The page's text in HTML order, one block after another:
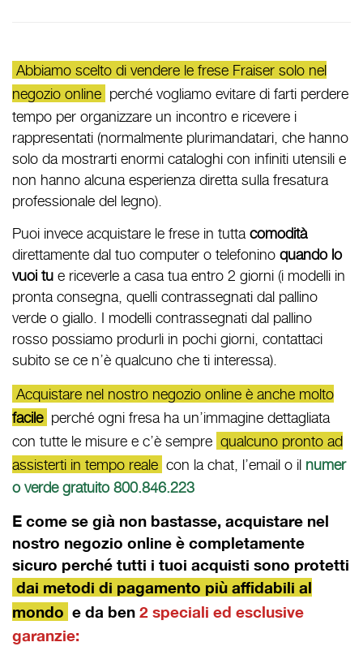
Abbiamo scelto di vendere le frese Fraiser solo nel
negozio online perché vogliamo evitare di farti perdere
tempo per organizzare un incontro e ricevere i
rappresentati (normalmente plurimandatari, che hanno
solo da mostrarti enormi cataloghi con infiniti utensili e
non hanno alcuna esperienza diretta sulla fresatura
professionale del legno).
Puoi invece acquistare le frese in tuttacomodità
direttamente dal tuo computer o telefonino quando lo
vuoi tu e riceverle a casa tua entro 2 giorni (i modelli in
pronta consegna, quelli contrassegnati dal pallino
verde o giallo. I modelli contrassegnati dal pallino
rosso possiamo produrli in pochi giorni, contattaci
subito se ce n’è qualcuno che ti interessa).
Acquistare nel nostro negozio online è anche molto
facile perché ogni fresa ha un’immagine dettagliata
con tutte le misure e c’è sempre qualcuno pronto ad
assisterti in tempo reale con la chat, l’email o il numer
o verde gratuito 800.846.223
E come se già non bastasse, acquistare nel
nostro negozio online è completamente
sicuro perché tutti i tuoi acquisti sono protetti
dai metodi di pagamento più affidabili al
mondo e da ben 2 speciali ed esclusive
garanzie: